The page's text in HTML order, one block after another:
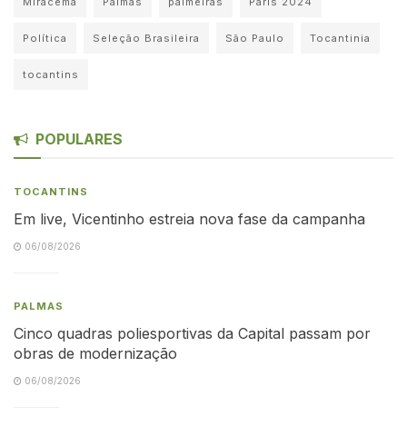
Política Seleção Brasileira São Paulo Tocantinia
tocantins
POPULARES
TOCANTINS
Em live, Vicentinho estreia nova fase da campanha
06/08/2026
PALMAS
Cinco quadras poliesportivas da Capital passam por
obras de modernização
06/08/2026